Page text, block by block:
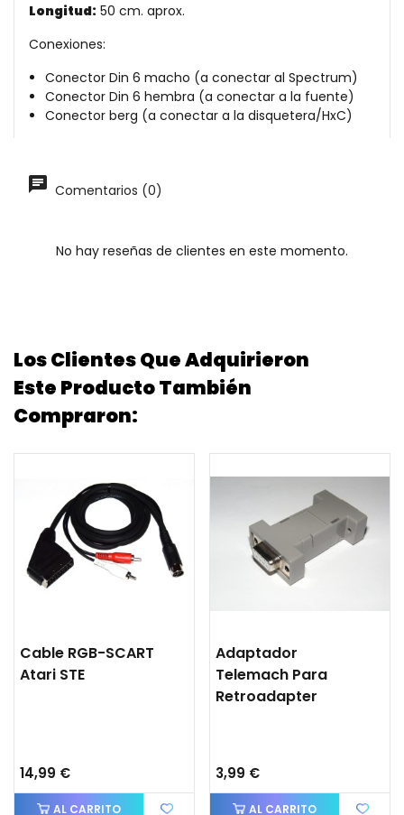
Longitud: 50 cm. aprox.
Conexiones:
Conector Din 6 macho (a conectar al Spectrum)
Conector Din 6 hembra (a conectar a la fuente)
Conector berg (a conectar a la disquetera/HxC)
Comentarios (0)
No hay reseñas de clientes en este momento.
Los Clientes Que Adquirieron
Este Producto También
Compraron:
Cable RGB-SCART
Atari STE
14,99 €
AL CARRITO
Adaptador
Telemach Para
Retroadapter
3,99 €
AL CARRITO